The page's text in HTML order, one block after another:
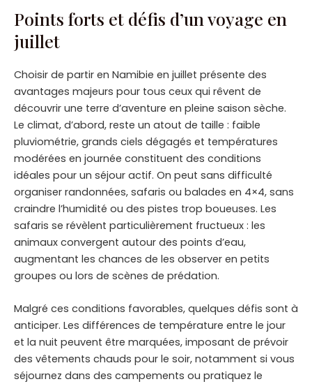
Points forts et défis d’un voyage en
juillet
Choisir de partir en Namibie en juillet présente des
avantages majeurs pour tous ceux qui rêvent de
découvrir une terre d’aventure en pleine saison sèche.
Le climat, d’abord, reste un atout de taille : faible
pluviométrie, grands ciels dégagés et températures
modérées en journée constituent des conditions
idéales pour un séjour actif. On peut sans difficulté
organiser randonnées, safaris ou balades en 4×4, sans
craindre l’humidité ou des pistes trop boueuses. Les
safaris se révèlent particulièrement fructueux : les
animaux convergent autour des points d’eau,
augmentant les chances de les observer en petits
groupes ou lors de scènes de prédation.
Malgré ces conditions favorables, quelques défis sont à
anticiper. Les différences de température entre le jour
et la nuit peuvent être marquées, imposant de prévoir
des vêtements chauds pour le soir, notamment si vous
séjournez dans des campements ou pratiquez le